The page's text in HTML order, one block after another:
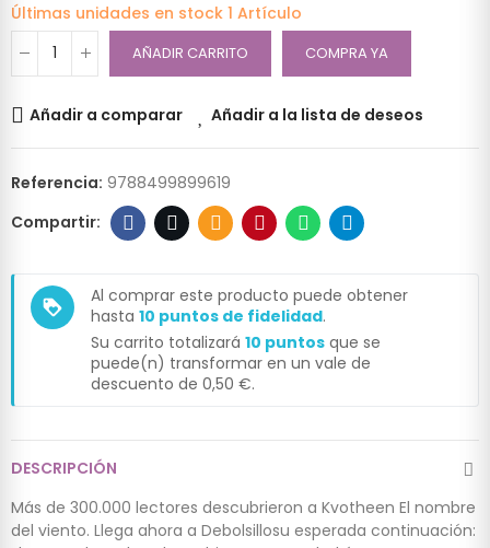
Últimas unidades en stock 1 Artículo
AÑADIR CARRITO COMPRA YA
Añadir a comparar Añadir a la lista de deseos
Referencia: 9788499899619
loyalty
Al comprar este producto puede obtener
hasta 10 puntos de fidelidad.
Su carrito totalizará 10 puntos que se
puede(n) transformar en un vale de
descuento de 0,50 €.
DESCRIPCIÓN
Más de 300.000 lectores descubrieron a Kvotheen El nombre
del viento. Llega ahora a Debolsillosu esperada continuación: